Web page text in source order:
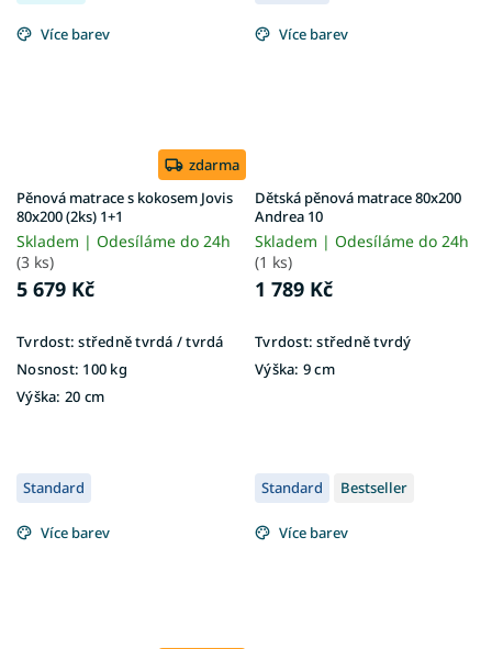
Více barev
zdarma
Pěnová matrace s kokosem Jovis
80x200 (2ks) 1+1
Skladem | Odesíláme do 24h
(3 ks)
5 679 Kč
Tvrdost: středně tvrdá / tvrdá
Nosnost: 100 kg
Výška: 20 cm
Více barev
Dětská pěnová matrace 80x200
Andrea 10
Skladem | Odesíláme do 24h
(1 ks)
1 789 Kč
Tvrdost: středně tvrdý
Výška: 9 cm
Standard
Více barev
Standard Bestseller
Více barev